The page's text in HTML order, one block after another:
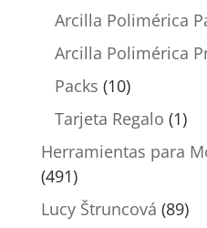
Arcilla Polimérica
Arcilla Polimérica
Packs (10)
Tarjeta Regalo (1)
Herramientas para
(491)
Lucy Štruncová (89)